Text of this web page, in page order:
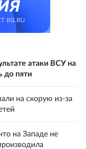
атаки ВСУ на
до пяти
на скорую из-за
на Западе не